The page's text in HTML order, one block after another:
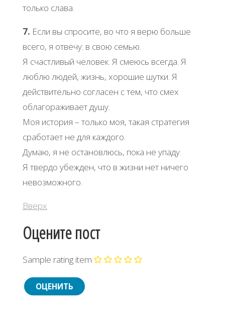
только слава.
7. Если вы спросите, во что я верю больше
всего, я отвечу: в свою семью.
Я счастливый человек. Я смеюсь всегда. Я
люблю людей, жизнь, хорошие шутки. Я
действительно согласен с тем, что смех
облагораживает душу.
Моя история – только моя, такая стратегия
сработает не для каждого.
Думаю, я не остановлюсь, пока не упаду.
Я твердо убежден, что в жизни нет ничего
невозможного.
Вверх
Оцените пост
Sample rating item